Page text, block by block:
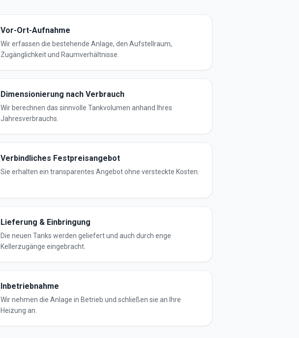
Vor-Ort-Aufnahme
Wir erfassen die bestehende Anlage, den Aufstellraum,
Zugänglichkeit und Raumverhältnisse.
Dimensionierung nach Verbrauch
Wir berechnen das sinnvolle Tankvolumen anhand Ihres
Jahresverbrauchs.
Verbindliches Festpreisangebot
Sie erhalten ein transparentes Angebot ohne versteckte Kosten.
Lieferung & Einbringung
Die neuen Tanks werden geliefert und auch durch enge
Kellerzugänge eingebracht.
Inbetriebnahme
Wir nehmen die Anlage in Betrieb und schließen sie an Ihre
Heizung an.